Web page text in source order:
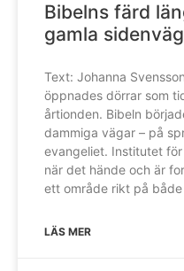
Bibelns färd
gamla sidenväg
Text: Johanna
öppnades dörrar som
årtionden. Bibeln
dammiga vägar – på
evangeliet. Institutet
när det hände och är
ett område rikt på
LÄS MER